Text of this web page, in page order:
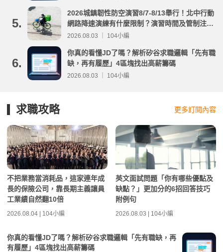
5.
2026城鎮韌性防空演習8/7-8/13舉行！北中行動
網路降速演練有什麼限制？演習時間及管制注意
事項整理
2026.08.03 ｜ 104小編
6.
你真的看懂JD了嗎？解析矽谷求職邏輯「先有職
缺，再有履歷」4區塊找出高薪籌碼
2026.08.03 ｜ 104小編
求職攻略 更多訂閱內容
不把業務當消耗品，這家連年成
長的保險公司，靠長期主義讓員
工業績自然翻10倍
2026.08.04 | 104小編
英文面試問題「你有哪些優點及
缺點？」更加分的6招回答技巧
附例句
2026.08.03 | 104小編
你真的看懂JD了嗎？解析矽谷求職邏輯「先有職缺，再
有履歷」4區塊找出高薪籌碼